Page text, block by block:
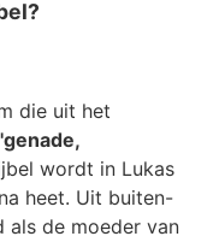
die uit het
wordt in Lukas
heet. Uit buiten-
als de moeder van